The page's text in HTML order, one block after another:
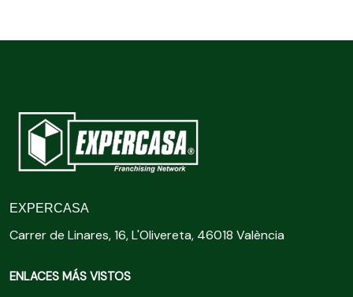
EXPERCASA
Carrer de Linares, 16, L'Olivereta, 46018 València
ENLACES MÁS VISTOS